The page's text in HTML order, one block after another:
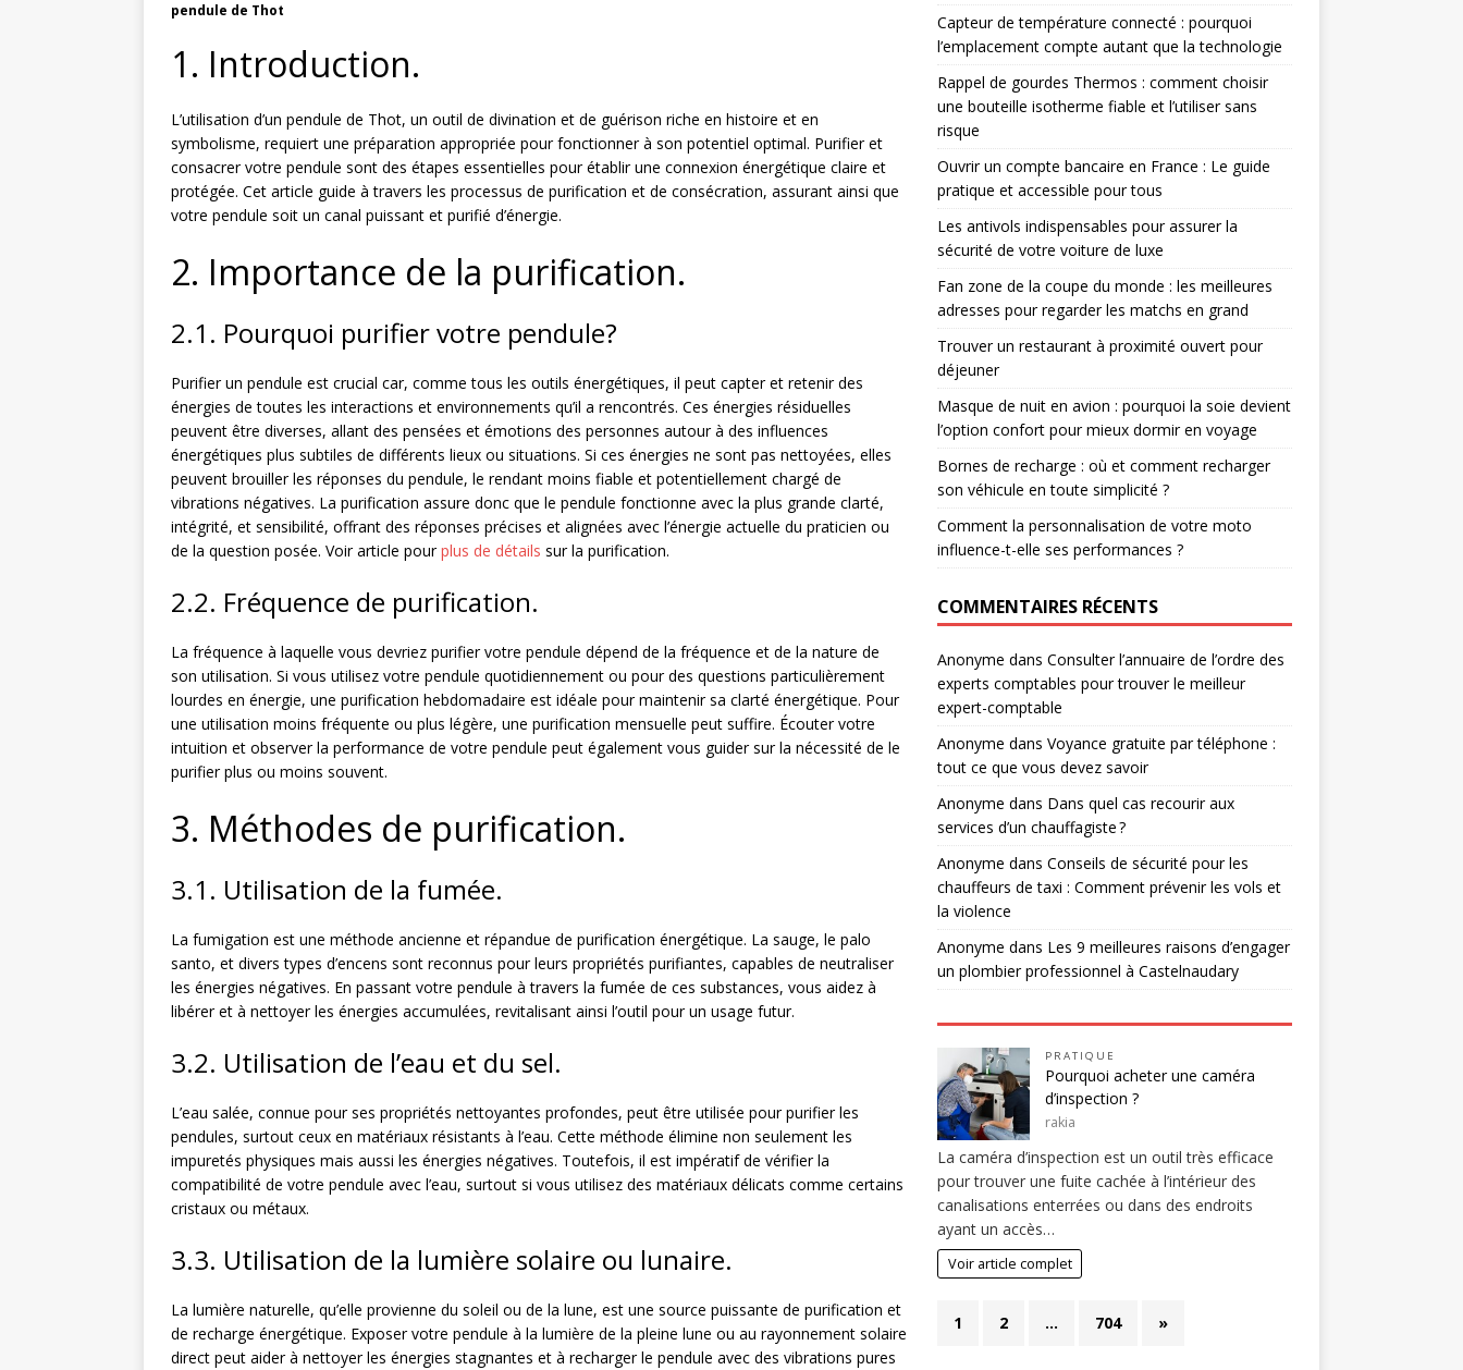
pendule de Thot
1. Introduction.
L’utilisation d’un pendule de Thot, un outil de divination et de guérison riche en histoire et en
symbolisme, requiert une préparation appropriée pour fonctionner à son potentiel optimal. Purifier et
consacrer votre pendule sont des étapes essentielles pour établir une connexion énergétique claire et
protégée. Cet article guide à travers les processus de purification et de consécration, assurant ainsi que
votre pendule soit un canal puissant et purifié d’énergie.
2. Importance de la purification.
2.1. Pourquoi purifier votre pendule?
Purifier un pendule est crucial car, comme tous les outils énergétiques, il peut capter et retenir des
énergies de toutes les interactions et environnements qu’il a rencontrés. Ces énergies résiduelles
peuvent être diverses, allant des pensées et émotions des personnes autour à des influences
énergétiques plus subtiles de différents lieux ou situations. Si ces énergies ne sont pas nettoyées, elles
peuvent brouiller les réponses du pendule, le rendant moins fiable et potentiellement chargé de
vibrations négatives. La purification assure donc que le pendule fonctionne avec la plus grande clarté,
intégrité, et sensibilité, offrant des réponses précises et alignées avec l’énergie actuelle du praticien ou
de la question posée. Voir article pourplus de détails sur la purification.
2.2. Fréquence de purification.
La fréquence à laquelle vous devriez purifier votre pendule dépend de la fréquence et de la nature de
son utilisation. Si vous utilisez votre pendule quotidiennement ou pour des questions particulièrement
lourdes en énergie, une purification hebdomadaire est idéale pour maintenir sa clarté énergétique. Pour
une utilisation moins fréquente ou plus légère, une purification mensuelle peut suffire. Écouter votre
intuition et observer la performance de votre pendule peut également vous guider sur la nécessité de le
purifier plus ou moins souvent.
3. Méthodes de purification.
3.1. Utilisation de la fumée.
La fumigation est une méthode ancienne et répandue de purification énergétique. La sauge, le palo
santo, et divers types d’encens sont reconnus pour leurs propriétés purifiantes, capables de neutraliser
les énergies négatives. En passant votre pendule à travers la fumée de ces substances, vous aidez à
libérer et à nettoyer les énergies accumulées, revitalisant ainsi l’outil pour un usage futur.
3.2. Utilisation de l’eau et du sel.
L’eau salée, connue pour ses propriétés nettoyantes profondes, peut être utilisée pour purifier les
pendules, surtout ceux en matériaux résistants à l’eau. Cette méthode élimine non seulement les
impuretés physiques mais aussi les énergies négatives. Toutefois, il est impératif de vérifier la
compatibilité de votre pendule avec l’eau, surtout si vous utilisez des matériaux délicats comme certains
cristaux ou métaux.
3.3. Utilisation de la lumière solaire ou lunaire.
La lumière naturelle, qu’elle provienne du soleil ou de la lune, est une source puissante de purification et
de recharge énergétique. Exposer votre pendule à la lumière de la pleine lune ou au rayonnement solaire
direct peut aider à nettoyer les énergies stagnantes et à recharger le pendule avec des vibrations pures
Capteur de température connecté : pourquoi
l’emplacement compte autant que la technologie
Rappel de gourdes Thermos : comment choisir
une bouteille isotherme fiable et l’utiliser sans
risque
Ouvrir un compte bancaire en France : Le guide
pratique et accessible pour tous
Les antivols indispensables pour assurer la
sécurité de votre voiture de luxe
Fan zone de la coupe du monde : les meilleures
adresses pour regarder les matchs en grand
Trouver un restaurant à proximité ouvert pour
déjeuner
Masque de nuit en avion : pourquoi la soie devient
l’option confort pour mieux dormir en voyage
Bornes de recharge : où et comment recharger
son véhicule en toute simplicité ?
Comment la personnalisation de votre moto
influence-t-elle ses performances ?
COMMENTAIRES RÉCENTS
Anonyme dans Consulter l’annuaire de l’ordre des
experts comptables pour trouver le meilleur
expert-comptable
Anonyme dans Voyance gratuite par téléphone :
tout ce que vous devez savoir
Anonyme dans Dans quel cas recourir aux
services d’un chauffagiste ?
Anonyme dans Conseils de sécurité pour les
chauffeurs de taxi : Comment prévenir les vols et
la violence
Anonyme dans Les 9 meilleures raisons d’engager
un plombier professionnel à Castelnaudary
PRATIQUE
Pourquoi acheter une caméra
d’inspection ?
rakia
La caméra d’inspection est un outil très efficace
pour trouver une fuite cachée à l’intérieur des
canalisations enterrées ou dans des endroits
ayant un accès…
Voir article complet
1 2 … 704 »